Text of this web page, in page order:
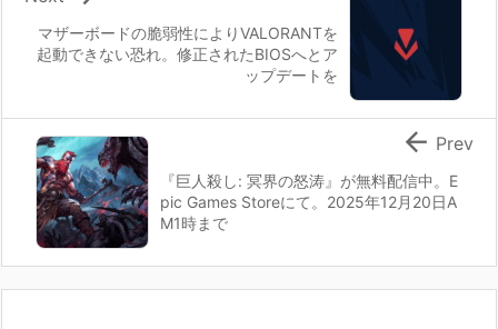
マザーボードの脆弱性によりVALORANTを
起動できない恐れ。修正されたBIOSへとア
ップデートを
『巨人殺し: 冥界の怒涛』が無料配信中。E
pic Games Storeにて。2025年12月20日A
M1時まで
 Prev